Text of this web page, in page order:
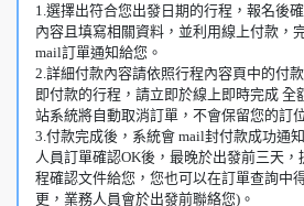
1.選擇出符合您出發日期的行程，報名後
內容且填寫相關資料，並利用線上付款，
mail訂單通知給您。
2.詳細付款內容請依照行程內容頁中的付
即付款的行程，請立即於線上即時完成 全
站系統將自動取消訂單，不會保留您的訂
3.付款完成後，系統會 mail封付款成功通
人員訂單確認OK後，最晚於出發前三天
程確認文件給您，您也可以在訂單查詢中
更，業務人員會於出發前聯絡您)。